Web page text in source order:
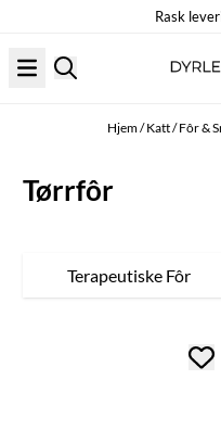
Rask
Hjem/Katt/Fôr &
Tørrfôr
Terapeutiske Fôr